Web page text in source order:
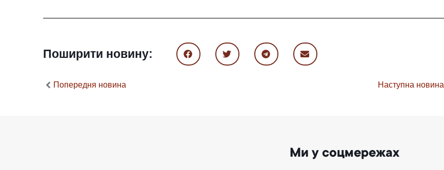
Поширити новину:
Попередня новина Наступна новина
Ми у соцмережах